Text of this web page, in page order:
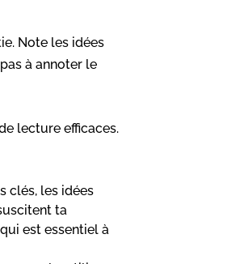
Note les idées
à annoter le
lecture efficaces.
clés, les idées
ta
est essentiel à